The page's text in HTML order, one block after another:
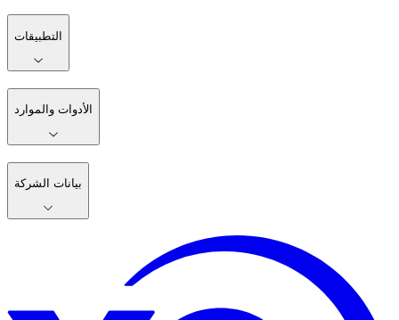
التطبيقات
الأدوات والموارد
بيانات الشركة